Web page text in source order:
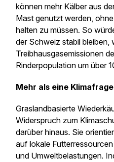
können mehr Kälber aus
Mast genutzt werden,
halten zu müssen. So
der Schweiz stabil bleiben,
Treibhausgasemissionen
Rinderpopulation um über
Mehr als eine Klimafrage
Graslandbasierte
Widerspruch zum
darüber hinaus. Sie
auf lokale
und Umweltbelastungen.